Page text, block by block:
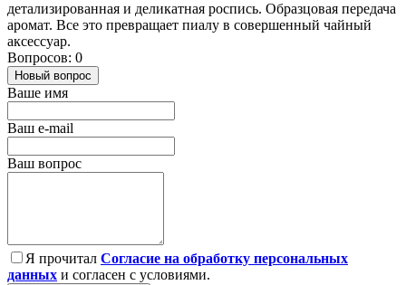
детализированная и деликатная роспись. Образцовая передача
аромат. Все это превращает пиалу в совершенный чайный
аксессуар.
Вопросов: 0
Новый вопрос
Ваше имя
Ваш e-mail
Ваш вопрос
Я прочитал Согласие на обработку персональных
данных и согласен с условиями.